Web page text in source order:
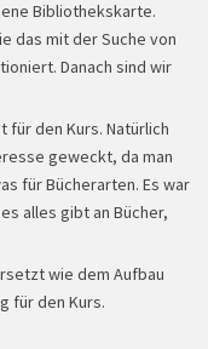
Bibliothekskarte.
das mit der Suche von
Danach sind wir
für den Kurs. Natürlich
geweckt, da man
für Bücherarten. Es war
alles gibt an Bücher,
wie dem Aufbau
für den Kurs.